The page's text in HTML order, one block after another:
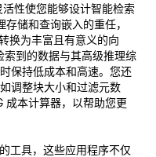
性使您能够设计智能检索
储和查询嵌入的重任，
换为丰富且有意义的向
到的数据与其高级推理综
保持低成本和高速。您还
调整块大小和过滤元数
成本计算器，以帮助您更
工具，这些应用程序不仅